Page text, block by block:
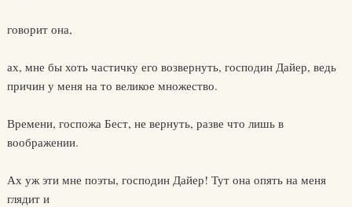
говорит она,
ах, мне бы хоть частичку его возвернуть, господин Дайер, ведь
причин у меня на то великое множество.
Времени, госпожа Бест, не вернуть, разве что лишь в
воображении.
Ах уж эти мне поэты, господин Дайер! Тут она опять на меня
глядит и